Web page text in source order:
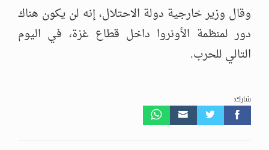
وقال وزير خارجية دولة الاحتلال، إنه لن يكون هناك
دور لمنظمة الأونروا داخل قطاع غزة، في اليوم
التالي للحرب.
شارك: